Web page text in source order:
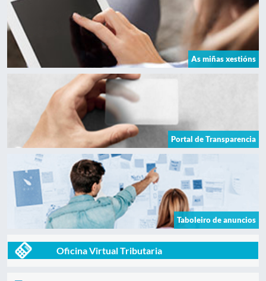
As miñas xestións
Portal de Transparencia
Taboleiro de anuncios
Oficina Virtual Tributaria